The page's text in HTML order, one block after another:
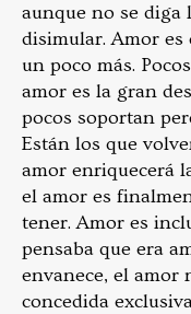
aunque no se diga
disimular. Amor es
un poco más.
amor es la gran
pocos soportan
Están los que
amor enriquecerá
el amor es
tener. Amor es
pensaba que era
envanece, el amor
concedida